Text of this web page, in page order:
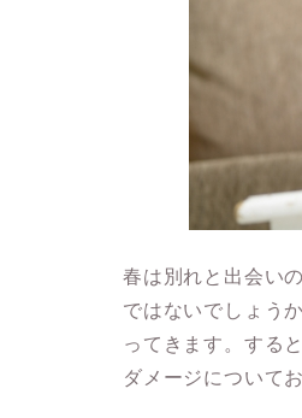
春は別れと出会い
ではないでしょう
ってきます。する
ダメージについて